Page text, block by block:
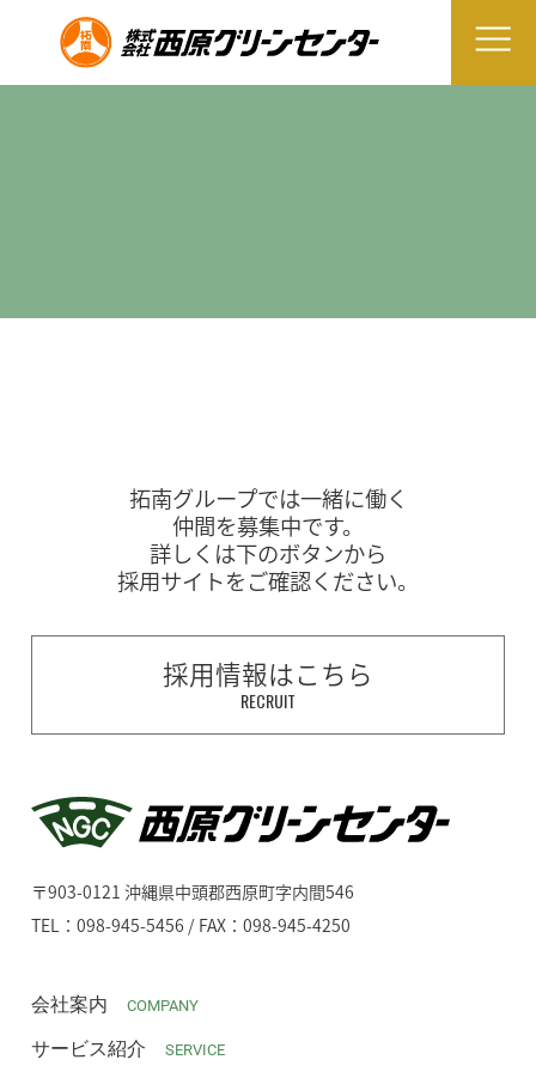
拓南グループでは一緒に働く
仲間を募集中です。
詳しくは下のボタンから
採用サイトをご確認ください。
採用情報はこちら
RECRUIT
〒903-0121 沖縄県中頭郡西原町字内間546
TEL：098-945-5456 / FAX：098-945-4250
会社案内 COMPANY
サービス紹介 SERVICE